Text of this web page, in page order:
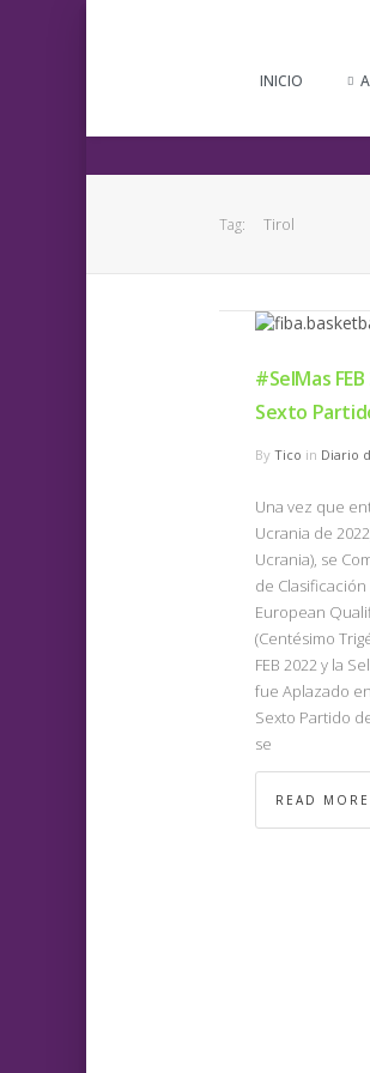
INICIO
Tag: Tirol
#SelMas
Sexto
By Tico in Diario
Una vez que
Ucrania de
Ucrania), se
de Clasificación
European
(Centésimo
FEB 2022 y la
fue Aplazado
Sexto Partido
se
READ MORE